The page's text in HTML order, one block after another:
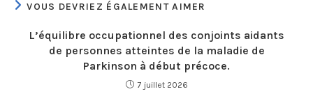
VOUS DEVRIEZ ÉGALEMENT AIMER
L’équilibre occupationnel des conjoints aidants
de personnes atteintes de la maladie de
Parkinson à début précoce.
7 juillet 2026